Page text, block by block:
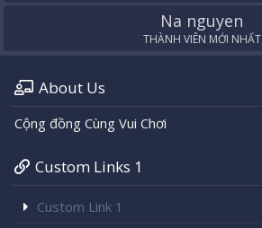
Na nguyen
THÀNH VIÊN MỚI NHẤT
About Us
Cộng đồng Cùng Vui Chơi
Custom Links 1
Custom Link 1